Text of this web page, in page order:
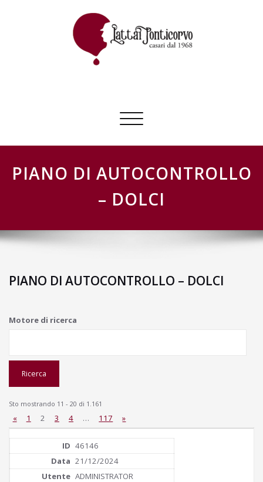
Commuta
navigazione
PIANO DI AUTOCONTROLLO
– DOLCI
PIANO DI AUTOCONTROLLO – DOLCI
Motore di ricerca
Sto mostrando 11 - 20 di 1.161
« 1 2 3 4 … 117 »
46146
21/12/2024
ADMINISTRATOR